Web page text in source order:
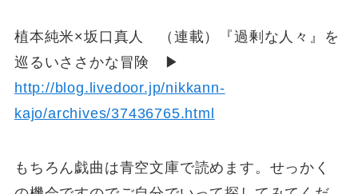
植本純米×坂口真人 （連載）『過剰な人々』を
巡るいささかな冒険 ▶
http://blog.livedoor.jp/nikkann-
kajo/archives/37436765.html
もちろん戯曲は青空文庫で読めます。せっかく